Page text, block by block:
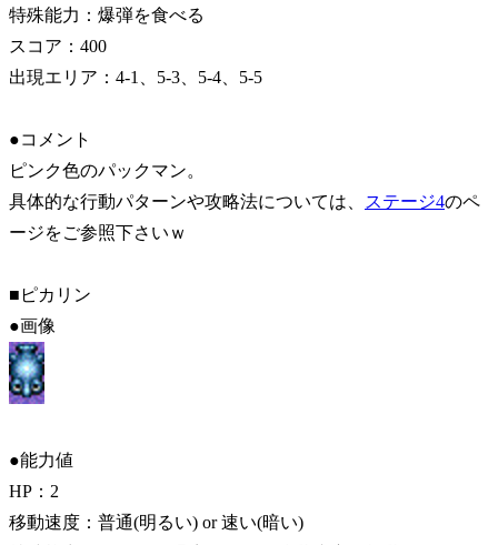
特殊能力：爆弾を食べる
スコア：400
出現エリア：4-1、5-3、5-4、5-5
●コメント
ピンク色のパックマン。
具体的な行動パターンや攻略法については、
ステージ4のペ
ージをご参照下さいｗ
■ピカリン
●画像
●能力値
HP：2
移動速度：普通(明るい) or 速い(暗い)